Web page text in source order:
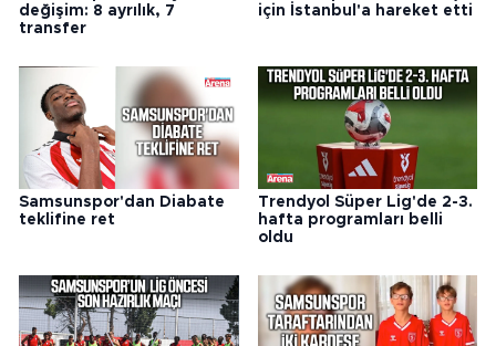
değişim: 8 ayrılık, 7
transfer
için İstanbul'a hareket etti
Samsunspor'dan Diabate
teklifine ret
Trendyol Süper Lig'de 2-3.
hafta programları belli
oldu